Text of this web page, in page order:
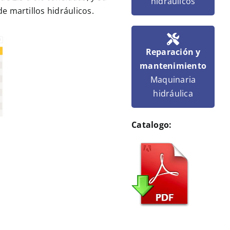
martillos hidráulicos.
Reparación y
mantenimiento
Maquinaria
hidráulica
Catalogo: